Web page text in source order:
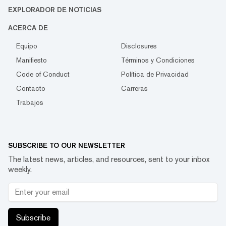
EXPLORADOR DE NOTICIAS
ACERCA DE
Equipo
Disclosures
Manifiesto
Términos y Condiciones
Code of Conduct
Política de Privacidad
Contacto
Carreras
Trabajos
SUBSCRIBE TO OUR NEWSLETTER
The latest news, articles, and resources, sent to your inbox
weekly.
Subscribe